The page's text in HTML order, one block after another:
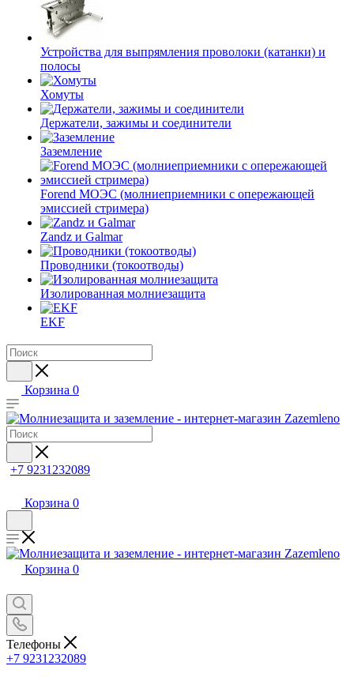
Устройства для выпрямления проволоки (катанки) и
полосы
Хомуты
Держатели, зажимы и соединители
Заземление
Forend МОЭС (молниеприемники с опережающей
эмиссией стримера)
Zandz и Galmar
Проводники (токоотводы)
Изолированная молниезащита
EKF
Корзина 0
+7 9231232089
Корзина 0
Корзина 0
Телефоны
+7 9231232089